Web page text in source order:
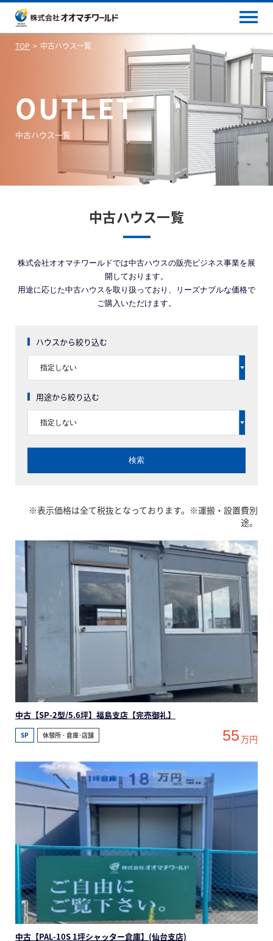
TOP 中古ハウス一覧
OUTLET
中古ハウス一覧
中古ハウス一覧
株式会社オオマチワールドでは中古ハウスの販売ビジネス事業を展
開しております。
用途に応じた中古ハウスを取り扱っており、リーズナブルな価格で
ご購入いただけます。
ハウスから絞り込む
用途から絞り込む
※表示価格は全て税抜となっております。※運搬・設置費別
途。
中古【SP-2型/5.6坪】福島支店【完売御礼】
SP 休憩所 ･ 倉庫･店舗 55 万円
中古【PAL-10S 1坪シャッター倉庫】(仙台支店)